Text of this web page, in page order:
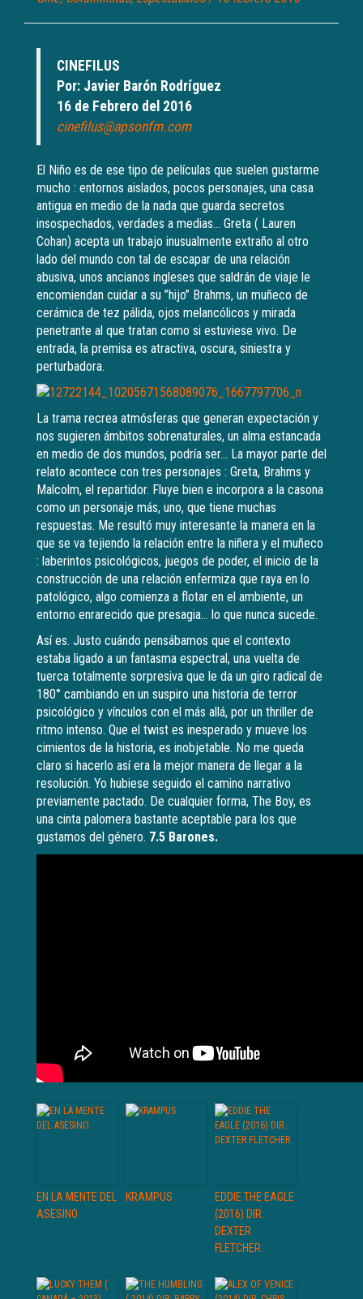
CINEFILUS
Por: Javier Barón Rodríguez
16 de Febrero del 2016
cinefilus@apsonfm.com
El Niño es de ese tipo de películas que suelen gustarme
mucho : entornos aislados, pocos personajes, una casa
antigua en medio de la nada que guarda secretos
insospechados, verdades a medias… Greta ( Lauren
Cohan) acepta un trabajo inusualmente extraño al otro
lado del mundo con tal de escapar de una relación
abusiva, unos ancianos ingleses que saldrán de viaje le
encomiendan cuidar a su ”hijo” Brahms, un muñeco de
cerámica de tez pálida, ojos melancólicos y mirada
penetrante al que tratan como si estuviese vivo. De
entrada, la premisa es atractiva, oscura, siniestra y
perturbadora.
La trama recrea atmósferas que generan expectación y
nos sugieren ámbitos sobrenaturales, un alma estancada
en medio de dos mundos, podría ser… La mayor parte del
relato acontece con tres personajes : Greta, Brahms y
Malcolm, el repartidor. Fluye bien e incorpora a la casona
como un personaje más, uno, que tiene muchas
respuestas. Me resultó muy interesante la manera en la
que se va tejiendo la relación entre la niñera y el muñeco
: laberintos psicológicos, juegos de poder, el inicio de la
construcción de una relación enfermiza que raya en lo
patológico, algo comienza a flotar en el ambiente, un
entorno enrarecido que presagia… lo que nunca sucede.
Así es. Justo cuándo pensábamos que el contexto
estaba ligado a un fantasma espectral, una vuelta de
tuerca totalmente sorpresiva que le da un giro radical de
180° cambiando en un suspiro una historia de terror
psicológico y vínculos con el más allá, por un thriller de
ritmo intenso. Que el twist es inesperado y mueve los
cimientos de la historia, es inobjetable. No me queda
claro si hacerlo así era la mejor manera de llegar a la
resolución. Yo hubiese seguido el camino narrativo
previamente pactado. De cualquier forma, The Boy, es
una cinta palomera bastante aceptable para los que
gustamos del género. 7.5 Barones.
EN LA MENTE DEL
ASESINO
KRAMPUS
EDDIE THE EAGLE
(2016) DIR.
DEXTER
FLETCHER.